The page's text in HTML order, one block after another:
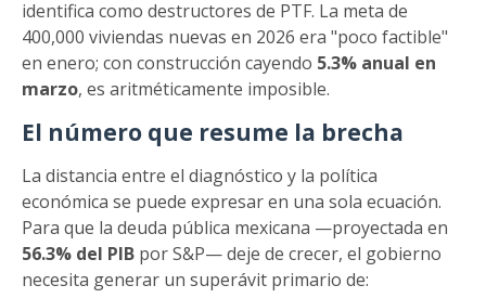
identifica como destructores de PTF. La meta de
400,000 viviendas nuevas en 2026 era "poco factible"
en enero; con construcción cayendo 5.3% anual en
marzo, es aritméticamente imposible.
El número que resume la brecha
La distancia entre el diagnóstico y la política
económica se puede expresar en una sola ecuación.
Para que la deuda pública mexicana —proyectada en
56.3% del PIB por S&P— deje de crecer, el gobierno
necesita generar un superávit primario de: